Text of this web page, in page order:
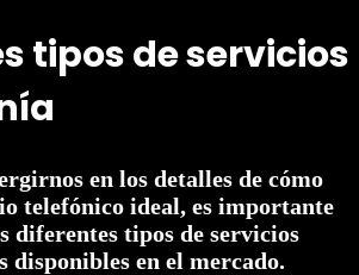
tipos de servicios
en los detalles de cómo
telefónico ideal, es importante
diferentes tipos de servicios
disponibles en el mercado.